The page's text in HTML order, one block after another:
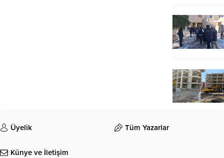
Üyelik Tüm Yazarlar
Künye ve İletişim